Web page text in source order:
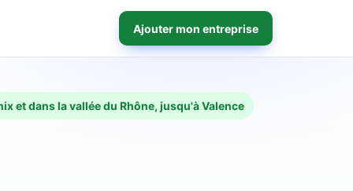
Ajouter mon entreprise
et dans la vallée du Rhône, jusqu'à Valence